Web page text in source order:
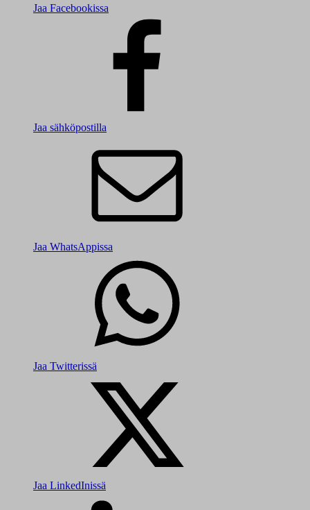
Jaa Facebookissa
Jaa sähköpostilla
Jaa WhatsAppissa
Jaa Twitterissä
Jaa LinkedInissä